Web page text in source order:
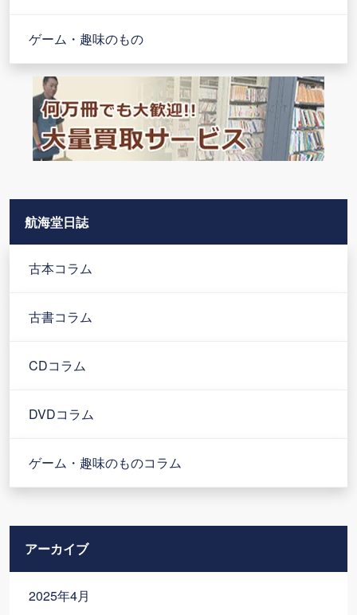
ゲーム・趣味のもの
航海堂日誌
古本コラム
古書コラム
CDコラム
DVDコラム
ゲーム・趣味のものコラム
アーカイブ
2025年4月